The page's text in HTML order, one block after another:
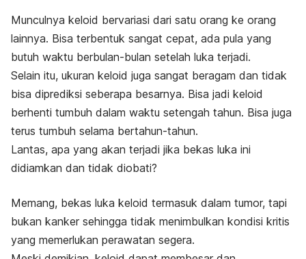
Munculnya keloid bervariasi dari satu orang ke orang
lainnya. Bisa terbentuk sangat cepat, ada pula yang
butuh waktu berbulan-bulan setelah luka terjadi.
Selain itu, ukuran keloid juga sangat beragam dan tidak
bisa diprediksi seberapa besarnya. Bisa jadi keloid
berhenti tumbuh dalam waktu setengah tahun. Bisa juga
terus tumbuh selama bertahun-tahun.
Lantas, apa yang akan terjadi jika bekas luka ini
didiamkan dan tidak diobati?
Memang, bekas luka keloid termasuk dalam tumor, tapi
bukan kanker sehingga tidak menimbulkan kondisi kritis
yang memerlukan perawatan segera.